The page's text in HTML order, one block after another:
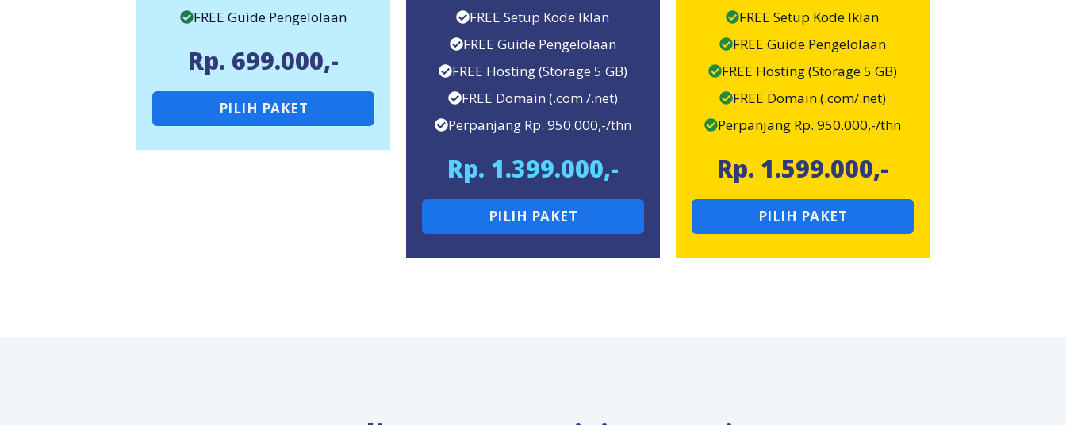
FREE Guide Pengelolaan
Rp. 699.000,-
PILIH PAKET
FREE Setup Kode Iklan
FREE Guide Pengelolaan
FREE Hosting (Storage 5 GB)
FREE Domain (.com /.net)
Perpanjang Rp. 950.000,-/thn
Rp. 1.399.000,-
PILIH PAKET
FREE Setup Kode Iklan
FREE Guide Pengelolaan
FREE Hosting (Storage 5 GB)
FREE Domain (.com/.net)
Perpanjang Rp. 950.000,-/thn
Rp. 1.599.000,-
PILIH PAKET